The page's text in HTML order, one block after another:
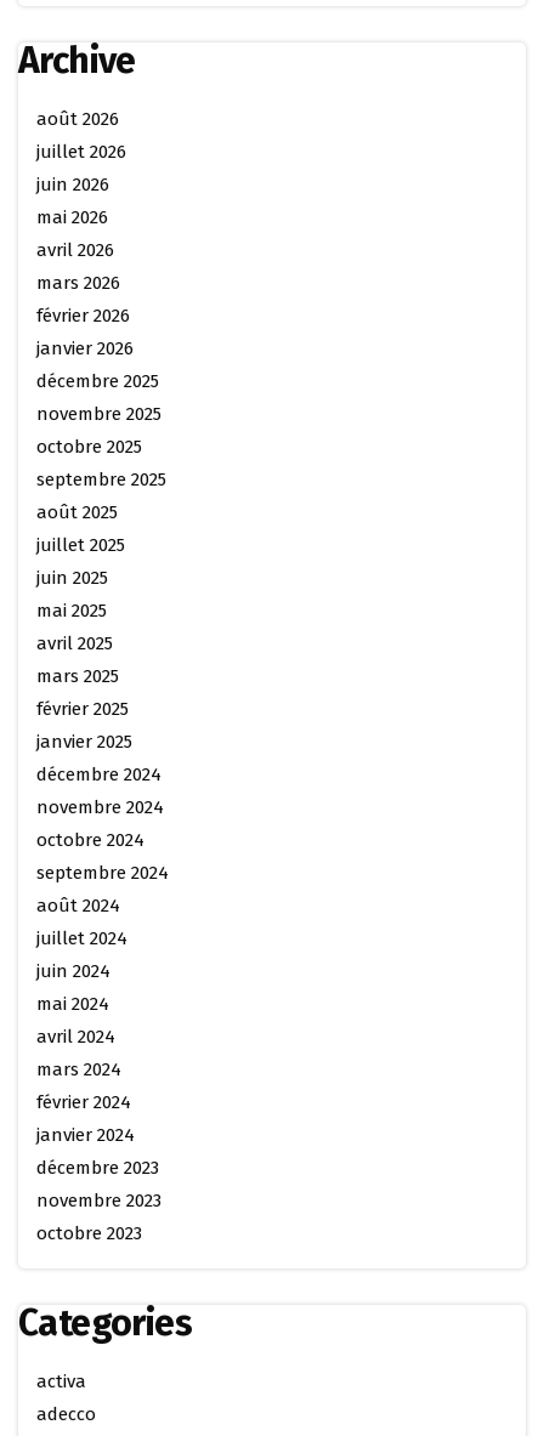
Archive
août 2026
juillet 2026
juin 2026
mai 2026
avril 2026
mars 2026
février 2026
janvier 2026
décembre 2025
novembre 2025
octobre 2025
septembre 2025
août 2025
juillet 2025
juin 2025
mai 2025
avril 2025
mars 2025
février 2025
janvier 2025
décembre 2024
novembre 2024
octobre 2024
septembre 2024
août 2024
juillet 2024
juin 2024
mai 2024
avril 2024
mars 2024
février 2024
janvier 2024
décembre 2023
novembre 2023
octobre 2023
Categories
activa
adecco